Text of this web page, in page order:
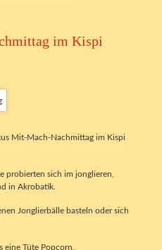
im Kispi
Mit-Mach-Nachmittag im Kispi
probierten sich im jonglieren,
in Akrobatik.
Jonglierbälle basteln oder sich
eine Tüte Popcorn.